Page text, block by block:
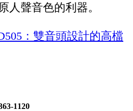
人聲音色的利器。
1120